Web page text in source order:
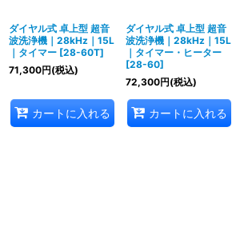
ダイヤル式 卓上型 超音
波洗浄機｜28kHz｜15L
｜タイマー [28-60T]
71,300円(税込)
カートに入れる
ダイヤル式 卓上型 超音
波洗浄機｜28kHz｜15L
｜タイマー・ヒーター
[28-60]
72,300円(税込)
カートに入れる